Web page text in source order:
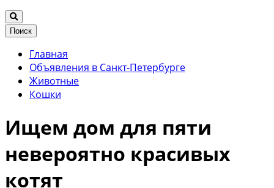
Поиск
Главная
Объявления в Санкт-Петербурге
Животные
Кошки
Ищем дом для пяти
невероятно красивых
котят